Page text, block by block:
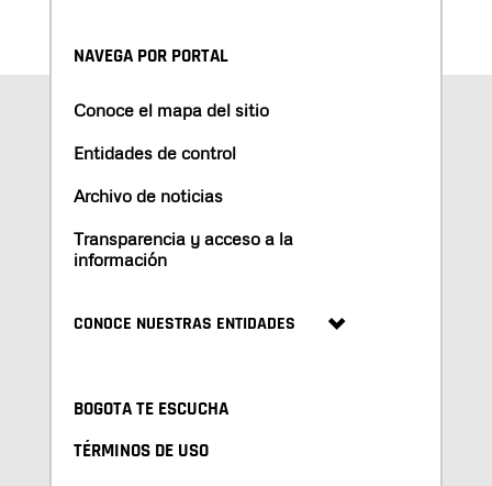
NAVEGA POR PORTAL
Conoce el mapa del sitio
Entidades de control
Archivo de noticias
Transparencia y acceso a la
información
CONOCE NUESTRAS ENTIDADES
BOGOTA TE ESCUCHA
TÉRMINOS DE USO